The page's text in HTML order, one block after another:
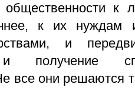
общественности к
к их
и
и получение
все они решаются